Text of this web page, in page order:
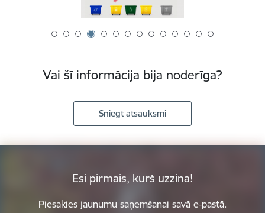
Vai šī informācija bija noderīga?
Sniegt atsauksmi
Esi pirmais, kurš uzzina!
Piesakies jaunumu saņemšanai savā e-pastā.